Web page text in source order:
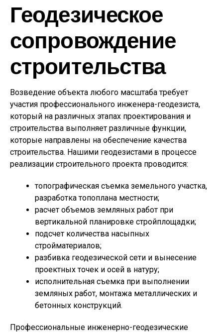
Геодезическое
сопровождение
строительства
Возведение объекта любого масштаба требует
участия профессионального инженера-геодезиста,
который на различных этапах проектирования и
строительства выполняет различные функции,
которые направлены на обеспечение качества
строительства. Нашими геодезистами в процессе
реализации строительного проекта проводится:
топографическая съемка земельного участка,
разработка топоплана местности;
расчет объемов земляных работ при
вертикальной планировке стройплощадки;
подсчет количества насыпных
стройматериалов;
разбивка геодезической сети и вынесение
проектных точек и осей в натуру;
исполнительная съемка при выполнении
земляных работ, монтажа металлических и
бетонных конструкций.
Профессиональные инженерно-геодезические